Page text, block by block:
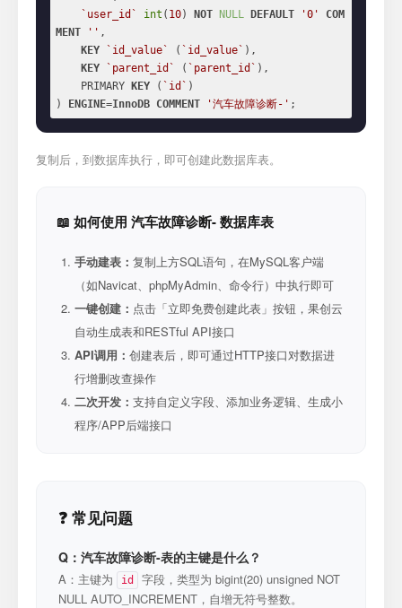
`user_id`
int ( 10) NOT NULL DEFAULT '0'
COM
MENT
'' ,
KEY
`id_value` ( `id_value` ),
KEY
`parent_id` ( `parent_id` ),
    PRIMARY
KEY ( `id` )
)
ENGINE=InnoDB COMMENT '汽车故障诊断-' ;
复制后，到数据库执行，即可创建此数据库表。
📖 如何使用 汽车故障诊断- 数据库表
手动建表： 复制上方SQL语句，在MySQL客户端
（如Navicat、phpMyAdmin、命令行）中执行即可
一键创建： 点击「立即免费创建此表」按钮，果创云
自动生成表和RESTful API接口
API调用： 创建表后，即可通过HTTP接口对数据进
行增删改查操作
二次开发： 支持自定义字段、添加业务逻辑、生成小
程序/APP后端接口
❓ 常见问题
Q：汽车故障诊断-表的主键是什么？
A：主键为 id
字段，类型为 bigint(20) unsigned NOT
NULL AUTO_INCREMENT，自增无符号整数。